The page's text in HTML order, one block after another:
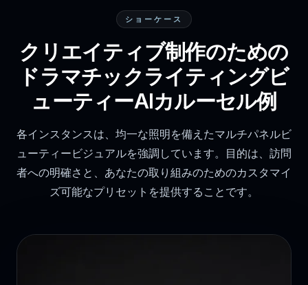
ショーケース
クリエイティブ制作のための
ドラマチックライティングビ
ューティーAIカルーセル例
各インスタンスは、均一な照明を備えたマルチパネルビ
ューティービジュアルを強調しています。目的は、訪問
者への明確さと、あなたの取り組みのためのカスタマイ
ズ可能なプリセットを提供することです。